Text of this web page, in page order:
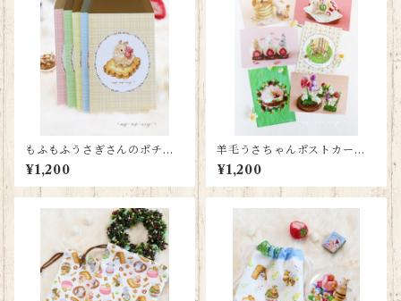
もふもふうさぎさんのポチ袋
セット
¥1,200
羊毛うさちゃんポストカード
セット
¥1,200